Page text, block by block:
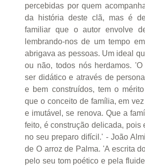
percebidas por quem
da história deste clã, mas é
familiar que o autor envolve
lembrando-nos de um tempo
abrigava as pessoas. Um ideal
ou não, todos nós herdamos. 'O
ser didático e através de
e bem construídos, tem o
que o conceito de família, em
e imutável, se renova. Que a
feito, é construção delicada, pois
no seu preparo difícil.' - João
de O arroz de Palma. 'A escrita
pelo seu tom poético e pela